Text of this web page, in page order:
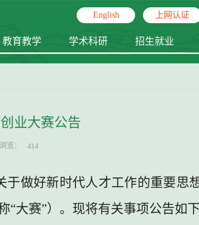
English 上网认证
教育教学 学术科研 招生就业
业大赛公告
浏览： 414
做好新时代人才工作的重要思
“大赛”）。现将有关事项公告如下